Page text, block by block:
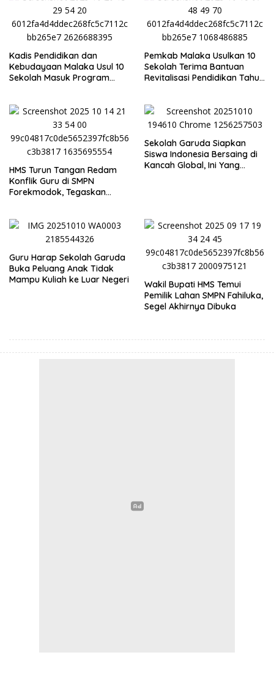
Kadis Pendidikan dan
Kebudayaan Malaka Usul 10
Sekolah Masuk Program
Pemkab Malaka Usulkan 10
Sekolah Terima Bantuan
Revitalisasi Pendidikan Tahun
HMS Turun Tangan Redam
Konflik Guru di SMPN
Forekmodok, Tegaskan
Sekolah Garuda Siapkan
Siswa Indonesia Bersaing di
Kancah Global, Ini Yang
Guru Harap Sekolah Garuda
Buka Peluang Anak Tidak
Mampu Kuliah ke Luar Negeri
Wakil Bupati HMS Temui
Pemilik Lahan SMPN Fahiluka,
Segel Akhirnya Dibuka